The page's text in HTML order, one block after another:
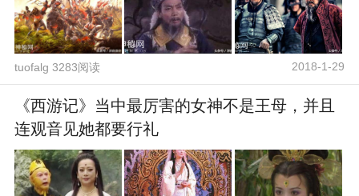
tuofalg 3283阅读 2018-1-29
《西游记》当中最厉害的女神不是王母，并且
连观音见她都要行礼